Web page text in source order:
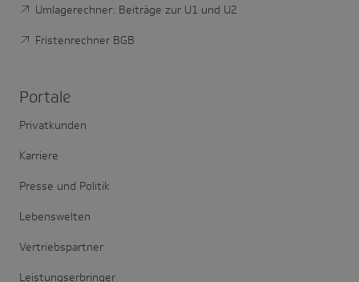
Umlagerechner: Beiträge zur U1 und U2
Fristenrechner BGB
Portale
Privatkunden
Karriere
Presse und Politik
Lebenswelten
Vertriebspartner
Leistungserbringer